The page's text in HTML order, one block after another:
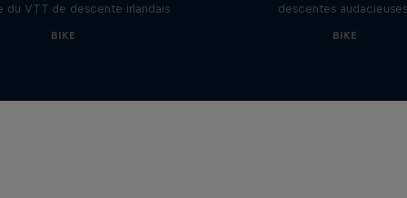
du VTT de descente irlandais
BIKE
descentes
BIKE